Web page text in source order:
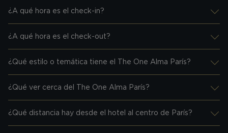
¿A qué hora es el check-in?
Desplegar información
¿A qué hora es el check-out?
Desplegar información
¿Qué estilo o temática tiene el The One Alma París?
Desplegar información
¿Qué ver cerca del The One Alma París?
Desplegar información
¿Qué distancia hay desde el hotel al centro de París?
Desplegar información